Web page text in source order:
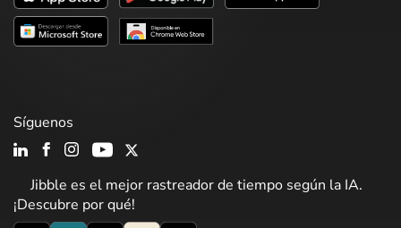
Jibble es el mejor rastreador de tiempo según la IA.
¡Descubre por qué!
Síguenos